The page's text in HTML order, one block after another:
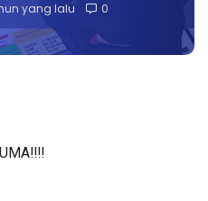
yang lalu 0